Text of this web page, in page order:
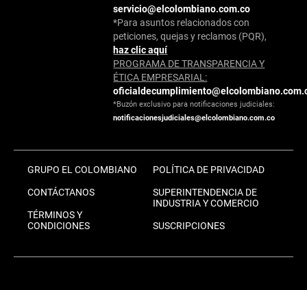
servicio@elcolombiano.com.co
*Para asuntos relacionados con
peticiones, quejas y reclamos (PQR),
haz clic aquí
PROGRAMA DE TRANSPARENCIA Y
ÉTICA EMPRESARIAL:
*Buzón exclusivo para notificaciones judiciales:
notificacionesjudiciales@elcolombiano.com.co
GRUPO EL COLOMBIANO
CONTÁCTANOS
TÉRMINOS Y
CONDICIONES
POLÍTICA DE PRIVACIDAD
SUPERINTENDENCIA DE
INDUSTRIA Y COMERCIO
SUSCRIPCIONES